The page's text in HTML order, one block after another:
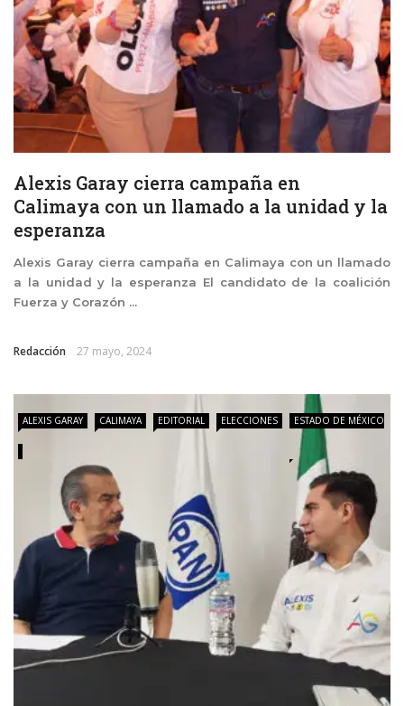
Alexis Garay cierra campaña en
Calimaya con un llamado a la unidad y la
esperanza
Alexis Garay cierra campaña en Calimaya con un llamado
a la unidad y la esperanza El candidato de la coalición
Fuerza y Corazón ...
Redacción 27 mayo, 2024
ALEXIS GARAY CALIMAYA EDITORIAL ELECCIONES ESTADO DE MÉXICO